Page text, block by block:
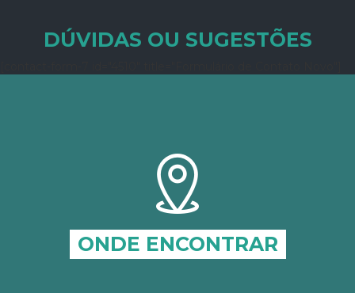
DÚVIDAS OU SUGESTÕES
ONDE ENCONTRAR